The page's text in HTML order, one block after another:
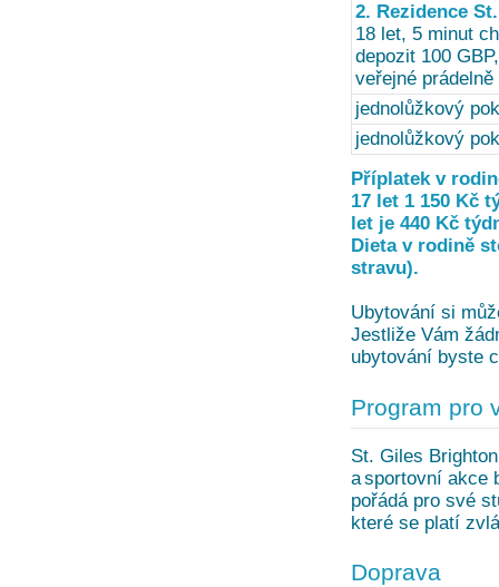
2. Rezidence
18 let, 5 minut
depozit 100
veřejné
jednolůžkový
jednolůžkový
Příplatek v
17 let 1 150 Kč
let je 440 Kč
Dieta v rodině
stravu).
Ubytování si
Jestliže Vám
ubytování byste
Program pro
St. Giles
a sportovní akce
pořádá pro své
které se platí
Doprava